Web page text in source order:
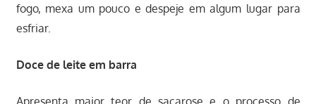
fogo, mexa um pouco e despeje em algum lugar para
esfriar.
Doce de leite em barra
Apresenta maior teor de sacarose e o processo de